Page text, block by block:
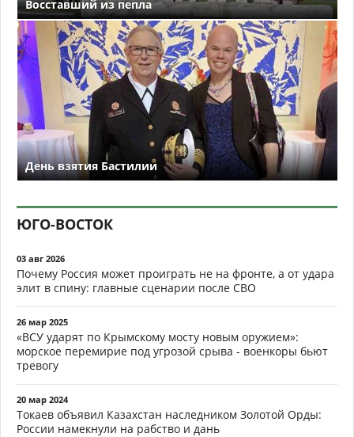
Восставший из пепла
День взятия Бастилии
ЮГО-ВОСТОК
03 авг 2026
Почему Россия может проиграть не на фронте, а от удара
элит в спину: главные сценарии после СВО
26 мар 2025
«ВСУ ударят по Крымскому мосту новым оружием»:
морское перемирие под угрозой срыва - военкоры бьют
тревогу
20 мар 2024
Токаев объявил Казахстан наследником Золотой Орды:
России намекнули на рабство и дань